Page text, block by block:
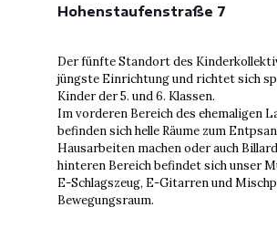
Hohenstaufenstraße 7
Der fünfte Standort des
jüngste Einrichtung und richtet sich
Kinder der 5. und 6. Klassen.
Im vorderen Bereich des ehemaligen
befinden sich helle Räume zum
Hausarbeiten machen oder auch
hinteren Bereich befindet sich unser
E-Schlagszeug, E-Gitarren und
Bewegungsraum.